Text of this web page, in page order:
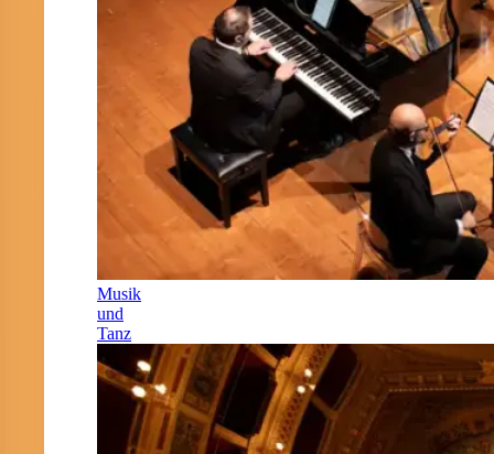
Musik
und
Tanz